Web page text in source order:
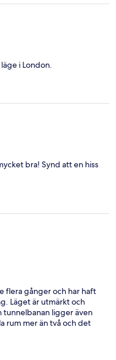
i London.
bra! Synd att en hiss
flera gånger och har haft
Läget är utmärkt och
tunnelbanan ligger även
rum mer än två och det